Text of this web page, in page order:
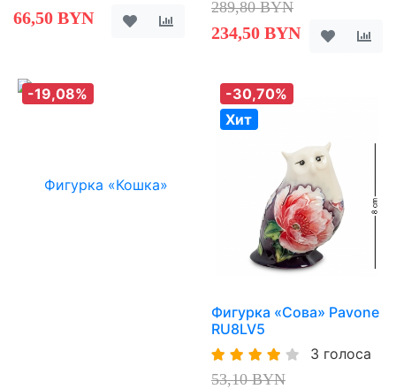
66,50 BYN
289,80 BYN
234,50 BYN
-19,08%
-30,70%
Хит
Фигурка «Сова» Pavone
RU8LV5
3 голоса
53,10 BYN